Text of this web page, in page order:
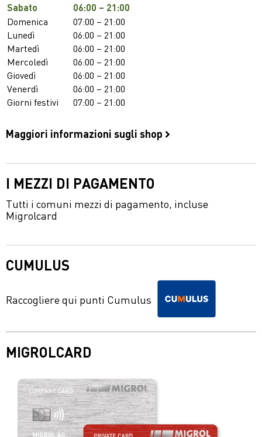
Sabato 06:00 – 21:00
Domenica
07:00 – 21:00
Lunedì
06:00 – 21:00
Martedì
06:00 – 21:00
Mercoledì
06:00 – 21:00
Giovedì
06:00 – 21:00
Venerdì
06:00 – 21:00
Giorni festivi
07:00 – 21:00
Maggiori informazioni sugli shop
I MEZZI DI PAGAMENTO
Tutti i comuni mezzi di pagamento, incluse
Migrolcard
CUMULUS
Raccogliere qui punti Cumulus
MIGROLCARD